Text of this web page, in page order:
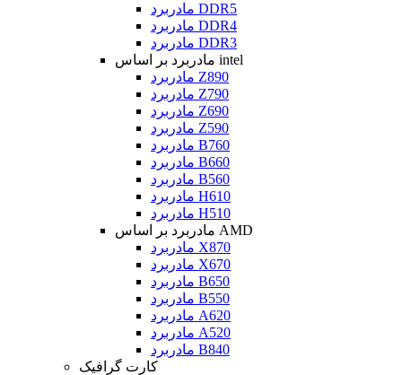
مادربرد DDR5
مادربرد DDR4
مادربرد DDR3
مادربرد بر اساس intel
مادربرد Z890
مادربرد Z790
مادربرد Z690
مادربرد Z590
مادربرد B760
مادربرد B660
مادربرد B560
مادربرد H610
مادربرد H510
مادربرد بر اساس AMD
مادربرد X870
مادربرد X670
مادربرد B650
مادربرد B550
مادربرد A620
مادربرد A520
مادربرد B840
کارت گرافیک